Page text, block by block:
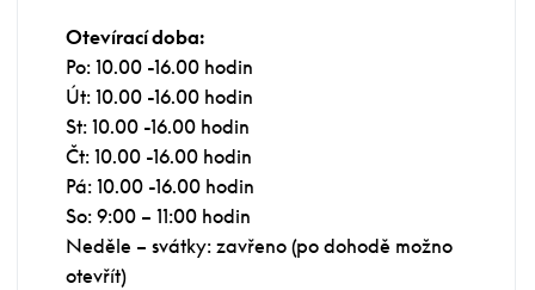
Otevírací doba:
Po: 10.00 -16.00 hodin
Út: 10.00 -16.00 hodin
St: 10.00 -16.00 hodin
Čt: 10.00 -16.00 hodin
Pá: 10.00 -16.00 hodin
So: 9:00 – 11:00 hodin
Neděle – svátky: zavřeno (po dohodě možno
otevřít)